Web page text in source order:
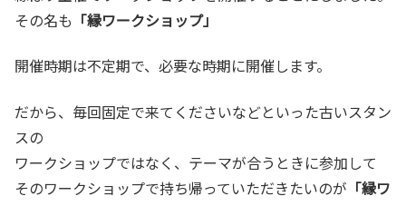
その名も 「縁ワークショップ」
開催時期は不定期で、必要な時期に開催します。
だから、毎回固定で来てくださいなどといった古いスタン
スの
ワークショップではなく、テーマが合うときに参加して
そのワークショップで持ち帰っていただきたいのが 「縁ワ